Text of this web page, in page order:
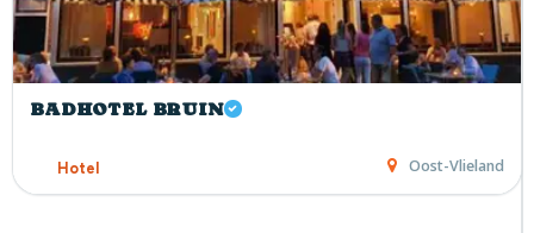
BADHOTEL BRUIN
Hotel Oost-Vlieland